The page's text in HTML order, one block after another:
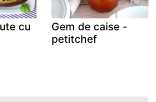
cu
Gem de caise -
petitchef